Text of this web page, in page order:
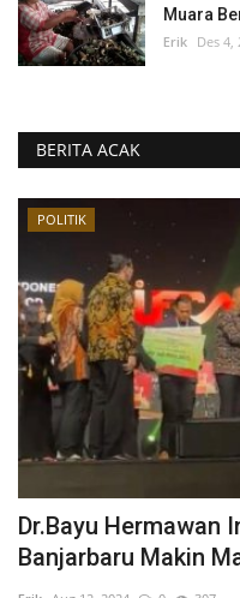
Muara
Erik Des 4,
BERITA ACAK
POLITIK
Dr.Bayu Hermawan
Banjarbaru Makin